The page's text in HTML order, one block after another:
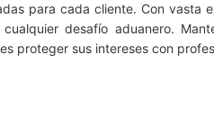
para cada cliente. Con vasta
desafío aduanero.
proteger sus intereses con